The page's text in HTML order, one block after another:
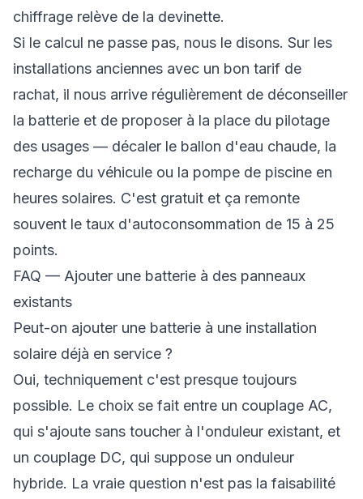
chiffrage relève de la devinette.
Si le calcul ne passe pas, nous le disons. Sur les
installations anciennes avec un bon tarif de
rachat, il nous arrive régulièrement de déconseiller
la batterie et de proposer à la place du pilotage
des usages — décaler le ballon d'eau chaude, la
recharge du véhicule ou la pompe de piscine en
heures solaires. C'est gratuit et ça remonte
souvent le taux d'autoconsommation de 15 à 25
points.
FAQ — Ajouter une batterie à des panneaux
existants
Peut-on ajouter une batterie à une installation
solaire déjà en service ?
Oui, techniquement c'est presque toujours
possible. Le choix se fait entre un couplage AC,
qui s'ajoute sans toucher à l'onduleur existant, et
un couplage DC, qui suppose un onduleur
hybride. La vraie question n'est pas la faisabilité